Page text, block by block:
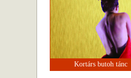
Kortárs butoh tánc